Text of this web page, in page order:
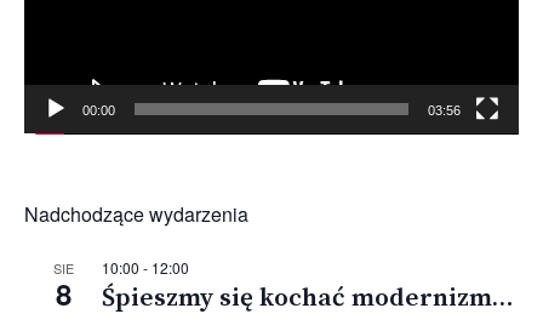
00:00 03:56
Nadchodzące wydarzenia
SIE
8
10:00 - 12:00
Śpieszmy się kochać modernizm…